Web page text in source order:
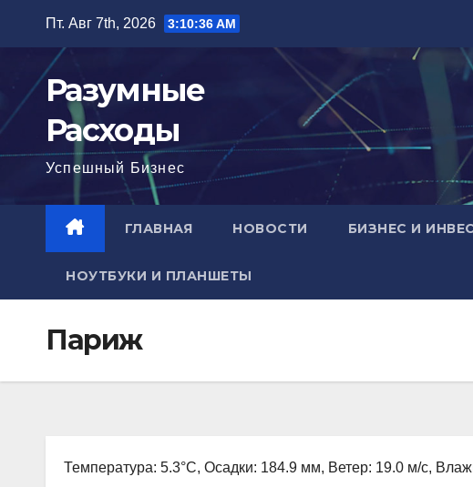
содержимому
Пт. Авг 7th, 2026 3:10:37 AM
Разумные
Расходы
Успешный Бизнес
ГЛАВНАЯ НОВОСТИ БИЗНЕС И
НОУТБУКИ И ПЛАНШЕТЫ
Париж
Температура: 5.3°C, Осадки: 184.9 мм, Ветер: 19.0 м/с,